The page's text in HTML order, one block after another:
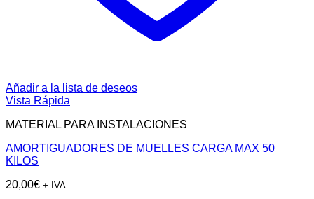
Añadir a la lista de deseos
Vista Rápida
MATERIAL PARA INSTALACIONES
AMORTIGUADORES DE MUELLES CARGA MAX 50
KILOS
20,00€ + IVA